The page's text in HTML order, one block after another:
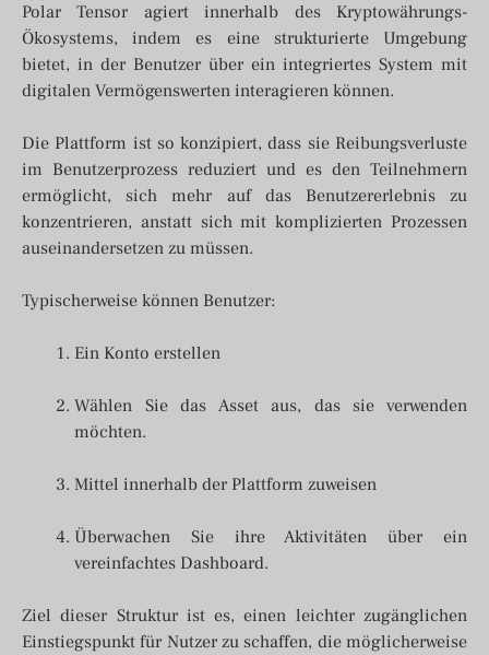
Polar Tensor agiert innerhalb des Kryptowährungs-
Ökosystems, indem es eine strukturierte Umgebung
bietet, in der Benutzer über ein integriertes System mit
digitalen Vermögenswerten interagieren können.
Die Plattform ist so konzipiert, dass sie Reibungsverluste
im Benutzerprozess reduziert und es den Teilnehmern
ermöglicht, sich mehr auf das Benutzererlebnis zu
konzentrieren, anstatt sich mit komplizierten Prozessen
auseinandersetzen zu müssen.
Typischerweise können Benutzer:
Ein Konto erstellen
Wählen Sie das Asset aus, das sie verwenden
möchten.
Mittel innerhalb der Plattform zuweisen
Überwachen Sie ihre Aktivitäten über ein
vereinfachtes Dashboard.
Ziel dieser Struktur ist es, einen leichter zugänglichen
Einstiegspunkt für Nutzer zu schaffen, die möglicherweise